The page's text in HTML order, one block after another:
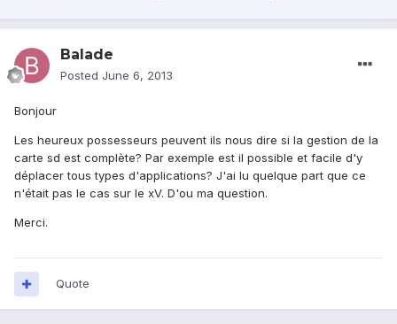
Balade
Posted June 6, 2013
Bonjour
Les heureux possesseurs peuvent ils nous dire si la gestion de la
carte sd est complète? Par exemple est il possible et facile d'y
déplacer tous types d'applications? J'ai lu quelque part que ce
n'était pas le cas sur le xV. D'ou ma question.
Merci.
Quote